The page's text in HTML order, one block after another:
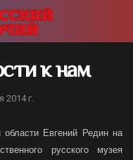
к нам
2014 г.
области Евгений Редин на
русского музея